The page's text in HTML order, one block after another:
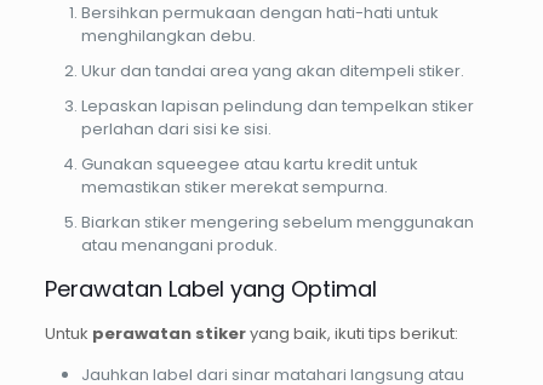
Bersihkan permukaan dengan hati-hati untuk
menghilangkan debu.
Ukur dan tandai area yang akan ditempeli stiker.
Lepaskan lapisan pelindung dan tempelkan stiker
perlahan dari sisi ke sisi.
Gunakan squeegee atau kartu kredit untuk
memastikan stiker merekat sempurna.
Biarkan stiker mengering sebelum menggunakan
atau menangani produk.
Perawatan Label yang Optimal
Untuk perawatan stikeryang baik, ikuti tips berikut:
Jauhkan label dari sinar matahari langsung atau